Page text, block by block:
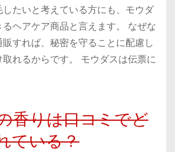
たいと考えている方にも、モウダ
ヘアケア商品と言えます。 なぜな
すれば、秘密を守ることに配慮し
れるからです。 モウダスは伝票に
香りは口コミでど
ている？